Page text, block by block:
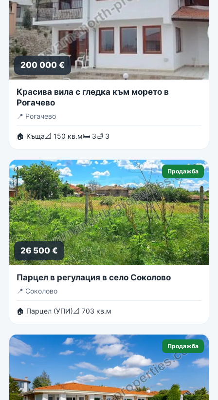
200 000 €
Красива вила с гледка към морето в
Рогачево
📍 Рогачево
🏠 Къща📐 150 кв.м🛏 3🛁 3
Продажба
26 500 €
Парцел в регулация в село Соколово
📍 Соколово
🏠 Парцел (УПИ)📐 703 кв.м
Продажба